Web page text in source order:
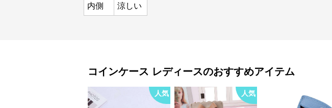
内側 涼しい
コインケース レディースのおすすめアイテム
人気 人気